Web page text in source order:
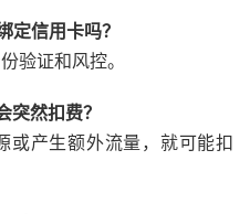
定信用卡吗？
验证和风控。
突然扣费？
或产生额外流量，就可能扣